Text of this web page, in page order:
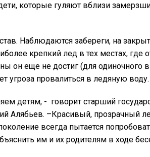
которые гуляют вблизи
Наблюдаются забереги, на
крепкий лед в тех местах, где
он еще не достиг (для одиночного
угроза провалиться в ледяную воду.
детям, - говорит старший
Алябьев. –Красивый, прозрачный
всегда пытается
им и их родителям в ходе